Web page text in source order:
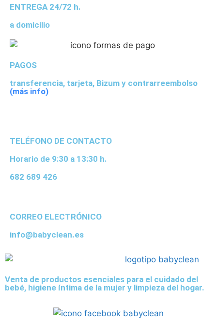
ENTREGA 24/72 h.
a domicilio
PAGOS
transferencia, tarjeta, Bizum y contrarreembolso
(más info)
TELÉFONO DE CONTACTO
Horario de 9:30 a 13:30 h.
682 689 426
CORREO ELECTRÓNICO
info@babyclean.es
Venta de productos esenciales para el cuidado del
bebé, higiene íntima de la mujer y limpieza del hogar.